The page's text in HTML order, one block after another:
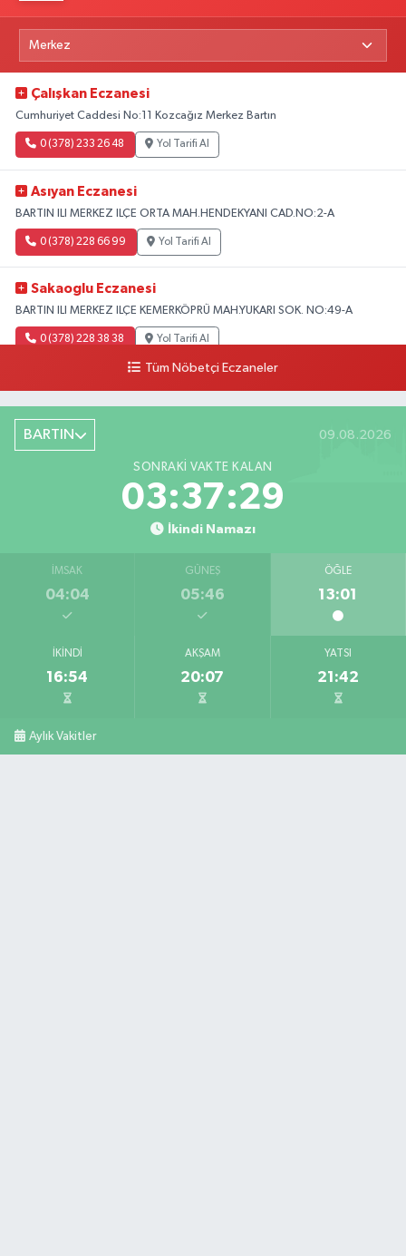
Çalışkan Eczanesi
Cumhuriyet Caddesi No:11 Kozcağız Merkez Bartın
0 (378) 233 26 48 Yol Tarifi Al
Asıyan Eczanesi
BARTIN ILI MERKEZ ILÇE ORTA MAH.HENDEKYANI CAD.NO:2-A
0 (378) 228 66 99 Yol Tarifi Al
Sakaoglu Eczanesi
BARTIN ILI MERKEZ ILÇE KEMERKÖPRÜ MAH.YUKARI SOK. NO:49-A
0 (378) 228 38 38 Yol Tarifi Al
Tüm Nöbetçi Eczaneler
BARTIN 09.08.2026
SONRAKI VAKTE KALAN
03:37:28
İkindi Namazı
İMSAK
04:04
GÜNEŞ
05:46
ÖĞLE
13:01
İKINDI
16:54
AKŞAM
20:07
YATSI
21:42
Aylık Vakitler